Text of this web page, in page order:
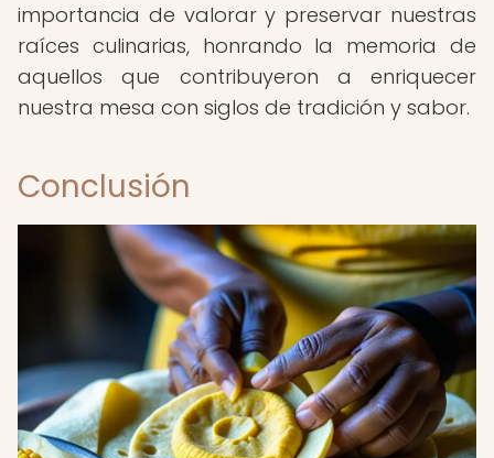
importancia de valorar y preservar nuestras
raíces culinarias, honrando la memoria de
aquellos que contribuyeron a enriquecer
nuestra mesa con siglos de tradición y sabor.
Conclusión